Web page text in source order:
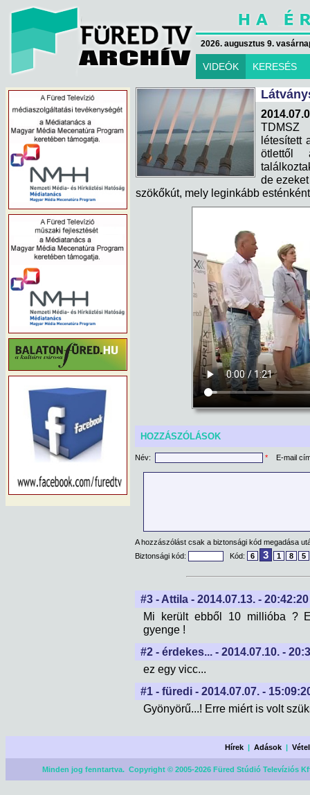
2026. augusztus 9.
VIDEÓK KERESÉS
TDMSZ
létesített
ötlettől
de
szökőkút, mely leginkább
HOZZÁSZÓLÁSOK
Név: * E-mail
A hozzászólást csak a biztonsági kód megadása
Biztonsági kód:
Kód: 6 3 1 8 5
#3 - Attila - 2014.07.13. - 20:42:20
Mi került ebből 10 millióba ?
gyenge !
#2 - érdekes... - 2014.07.10. -
ez egy vicc...
#1 - füredi - 2014.07.07. -
Gyönyörű...! Erre miért is volt
Hírek |Adások |
Minden jog fenntartva. Copyright © 2005-2026 Füred Stúdió Televíziós